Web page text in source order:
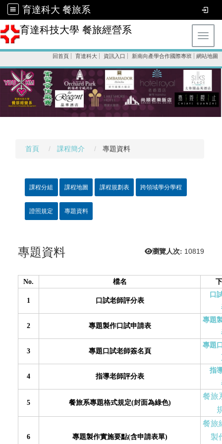
育達科大 餐旅系
育達科技大學 餐旅經營系
回首頁 育達科大 資訊入口 新南向產學合作國際專班 網站地圖
首頁 課程簡介 專題資料
課程分組 課程地圖 課程規劃表 跨領域學分學程
證照規定 專題資料
瀏覽人次: 10819
專題資料
No. 檔名
1 口試老師評分表
口
2 專題製作口試申請表
專題
3 專題口試老師簽名頁
專題
4 指導老師評分表
指
5 餐旅系專題格式規定(封面為綠色)
餐旅
6 專題製作實施要點(含申請表單)
餐旅
製